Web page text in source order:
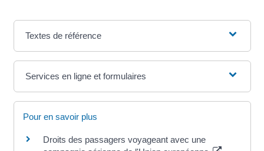
Textes de référence
Services en ligne et formulaires
Pour en savoir plus
Droits des passagers voyageant avec une